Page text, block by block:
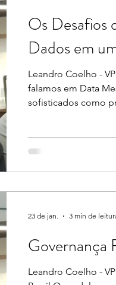
Consuelo
Os Desafios
Dados em
Leandro Coelho -
falamos em Data
sofisticados como
começam olhando
Governança
Leandro Coelho -
23 de jan. 3 min de